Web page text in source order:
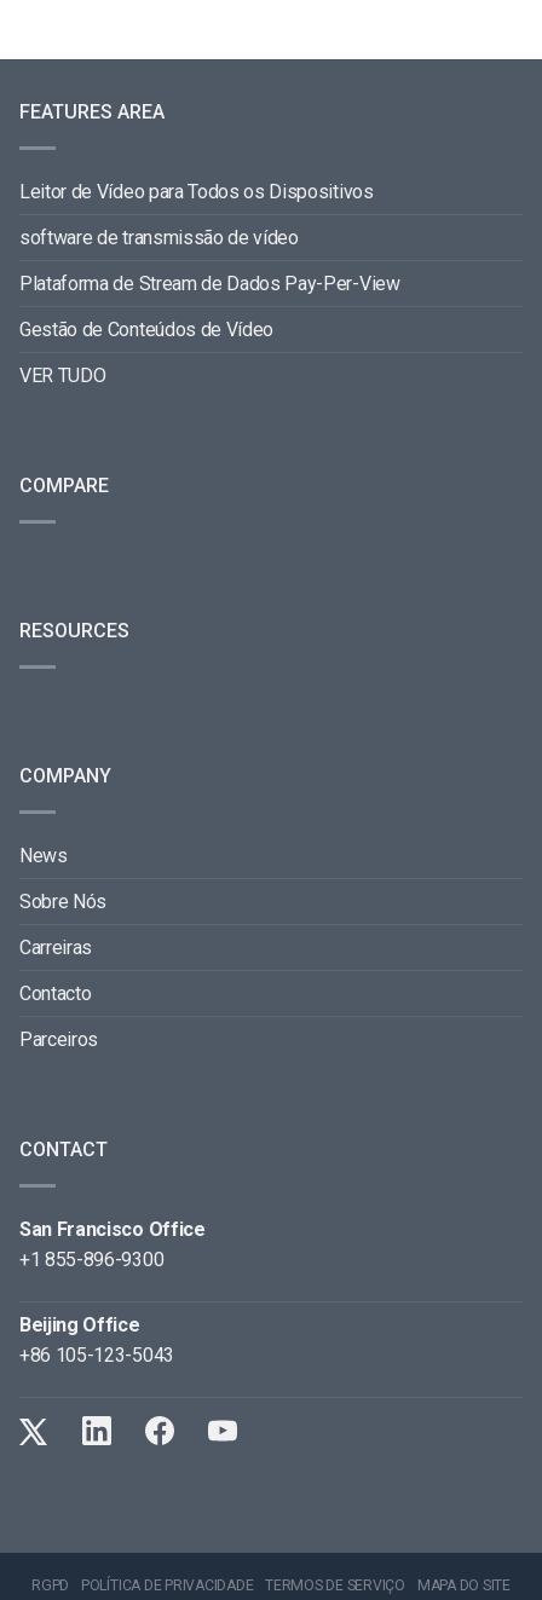
FEATURES AREA
Leitor de Vídeo para Todos os Dispositivos
software de transmissão de vídeo
Plataforma de Stream de Dados Pay-Per-View
Gestão de Conteúdos de Vídeo
VER TUDO
COMPARE
RESOURCES
COMPANY
News
Sobre Nós
Carreiras
Contacto
Parceiros
CONTACT
San Francisco Office
+1 855-896-9300
Beijing Office
+86 105-123-5043
RGPD POLÍTICA DE PRIVACIDADE TERMOS DE SERVIÇO MAPA DO SITE